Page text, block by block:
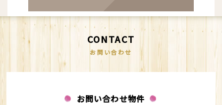
CONTACT
お問い合わせ
お問い合わせ物件